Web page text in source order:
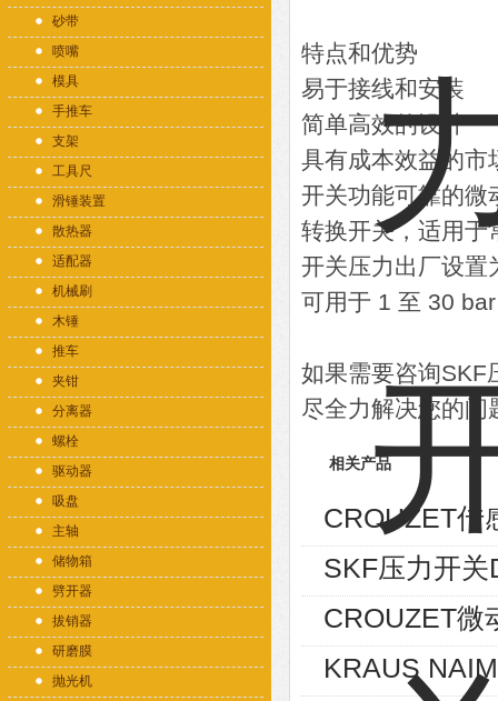
砂带
喷嘴
模具
手推车
支架
工具尺
滑锤装置
散热器
适配器
机械刷
木锤
推车
夹钳
分离器
螺栓
驱动器
吸盘
主轴
储物箱
劈开器
拔销器
研磨膜
抛光机
特点和优势
易于接线和安装
简单高效的设计
具有成本效益的市
开关功能可靠的微
转换开关，适用于
开关压力出厂设置
可用于 1 至 30
如果需要咨询SKF
尽全力解决您的问
相关产品
CROUZET传
SKF压力开
CROUZET微
KRAUS